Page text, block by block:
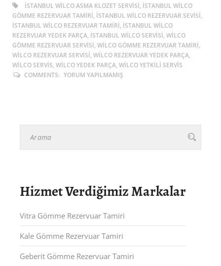
ISTANBUL WILCO ASMA KLOZET SERVISI, ISTANBUL WILCO
GÖMME REZERVUAR TAMIRI, ISTANBUL WILCO REZERVUAR SEVISI,
ISTANBUL WILCO REZERVUAR TAMIRI, ISTANBUL WILCO
REZERVUAR YEDEK PARÇA, ISTANBUL WILCO SERVISI, WILCO
GÖMME REZERVUAR SERVISI, WILCO GÖMME REZERVUAR TAMIRI,
WILCO REZERVUAR SERVISI, WILCO REZERVUAR YEDEK PARÇA,
WILCO SERVIS, WILCO YEDEK PARÇA, WILCO YETKILI SERVIS
COMMENTS: YORUM YAPILMAMIŞ
Hizmet Verdiğimiz Markalar
Vitra Gömme Rezervuar Tamiri
Kale Gömme Rezervuar Tamiri
Geberit Gömme Rezervuar Tamiri